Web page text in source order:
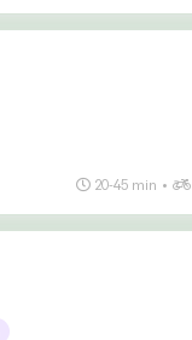
20-45 min •